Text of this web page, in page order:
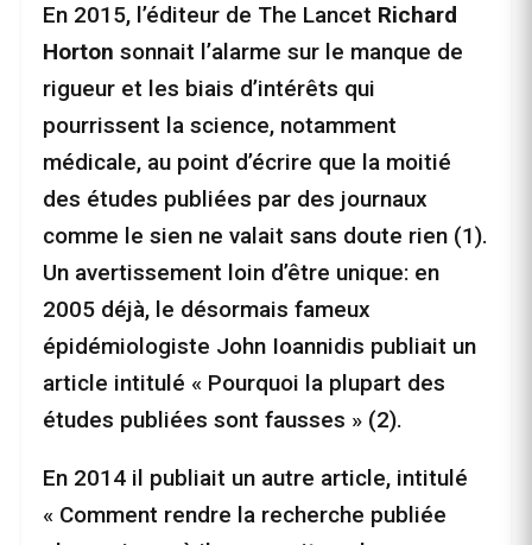
En 2015, l’éditeur de The Lancet Richard
Horton sonnait l’alarme sur le manque de
rigueur et les biais d’intérêts qui
pourrissent la science, notamment
médicale, au point d’écrire que la moitié
des études publiées par des journaux
comme le sien ne valait sans doute rien (1).
Un avertissement loin d’être unique: en
2005 déjà, le désormais fameux
épidémiologiste John Ioannidis publiait un
article intitulé « Pourquoi la plupart des
études publiées sont fausses » (2).
En 2014 il publiait un autre article, intitulé
« Comment rendre la recherche publiée